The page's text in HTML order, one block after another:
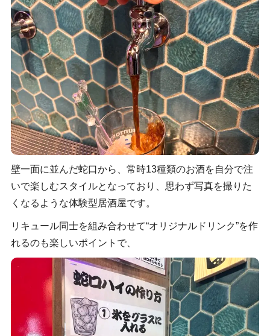
壁一面に並んだ蛇口から、常時13種類のお酒を自分で注
いで楽しむスタイルとなっており、思わず写真を撮りた
くなるような体験型居酒屋です。
リキュール同士を組み合わせて“オリジナルドリンク”を作
れるのも楽しいポイントで、